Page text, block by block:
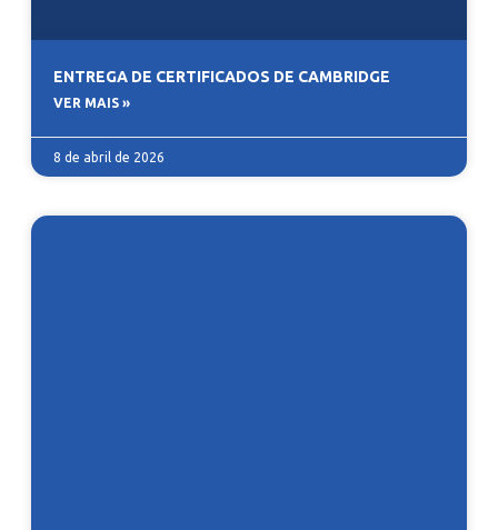
ENTREGA DE CERTIFICADOS DE CAMBRIDGE
VER MAIS »
8 de abril de 2026